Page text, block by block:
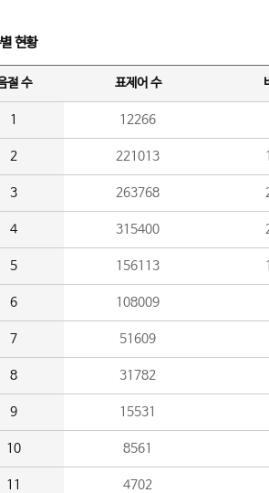
현황
절 수 표제어 수
1 12266
2 221013
3 263768
4 315400
5 156113
6 108009
7 51609
8 31782
9 15531
10 8561
11 4702